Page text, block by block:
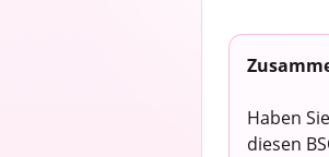
Haben
diesen